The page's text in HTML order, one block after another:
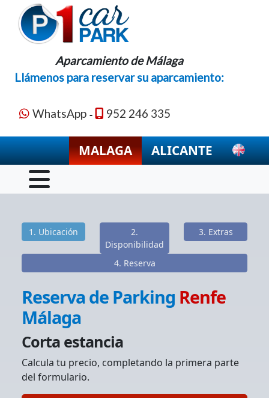
Aparcamiento de Málaga
Llámenos para reservar su aparcamiento:
WhatsApp - 952 246 335
MALAGA ALICANTE
1. Ubicación
2.
Disponibilidad
3. Extras
4. Reserva
Reserva de Parking Renfe
Málaga
Corta estancia
Calcula tu precio, completando la primera parte
del formulario.